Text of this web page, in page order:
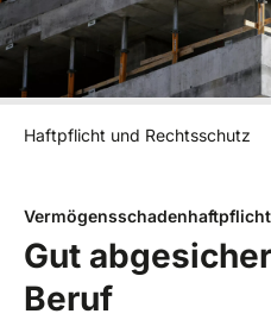
Haftpflicht und Rechtsschutz
Vermögensschadenhaftpflicht
Gut
Beruf